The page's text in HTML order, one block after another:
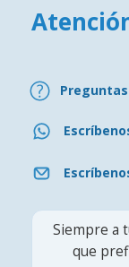
Siempre a
que